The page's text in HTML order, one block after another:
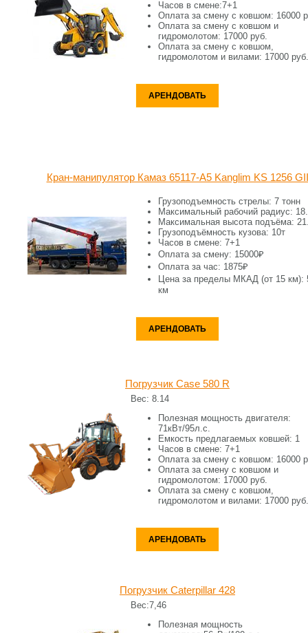
Часов в смене:7+1
Оплата за смену c ковшом: 16000
Оплата за смену c ковшом и
гидромолотом: 17000 руб.
Оплата за смену c ковшом,
гидромолотом и вилами: 17000 руб.
АРЕНДОВАТЬ
Кран-манипулятор Камаз 65117-A5 Kanglim KS 1256 GII
Грузоподъемность стрелы: 7 тонн
Максимальный рабочий радиус:
Максимальная высота подъёма:
Грузоподъёмность кузова: 10т
Часов в смене: 7+1
Оплата за смену: 15000₽
Оплата за час: 1875₽
Цена за пределы МКАД (от 15 км):
км
АРЕНДОВАТЬ
Погрузчик Case 580 R
Вес: 8.14
Полезная мощность двигателя:
71кВт/95л.с.
Емкость предлагаемых ковшей: 1
Часов в смене: 7+1
Оплата за смену c ковшом: 16000
Оплата за смену c ковшом и
гидромолотом: 17000 руб.
Оплата за смену c ковшом,
гидромолотом и вилами: 17000 руб.
АРЕНДОВАТЬ
Погрузчик Caterpillar 428
Вес:7,46
Полезная мощность